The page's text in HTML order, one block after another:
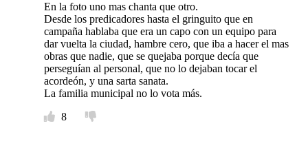
En la foto uno mas chanta que otro.
Desde los predicadores hasta el gringuito que en
campaña hablaba que era un capo con un equipo para
dar vuelta la ciudad, hambre cero, que iba a hacer el mas
obras que nadie, que se quejaba porque decía que
perseguían al personal, que no lo dejaban tocar el
acordeón, y una sarta sanata.
La familia municipal no lo vota más.
8